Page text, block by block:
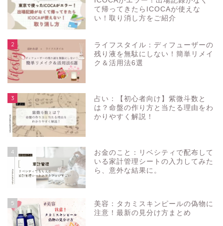
て帰ってきたらICOCAが使えな
い！取り消し方をご紹介
2
ライフスタイル：ディフューザーの
残り液を無駄にしない！簡単リメイ
ク＆活用法6選
3
占い：【初心者向け】紫微斗数と
は？命盤の作り方と当たる理由をわ
かりやすく解説！
4
お金のこと：リベシティで配布して
いる家計管理シートの入力してみた
ら、意外な結果に。
5
美容：タカミスキンピールの偽物に
注意！最新の見分け方まとめ